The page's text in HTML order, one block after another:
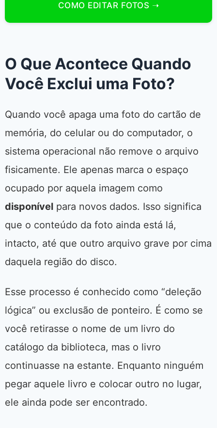
COMO EDITAR FOTOS ➝
O Que Acontece Quando
Você Exclui uma Foto?
Quando você apaga uma foto do cartão de
memória, do celular ou do computador, o
sistema operacional não remove o arquivo
fisicamente. Ele apenas marca o espaço
ocupado por aquela imagem como
disponível para novos dados. Isso significa
que o conteúdo da foto ainda está lá,
intacto, até que outro arquivo grave por cima
daquela região do disco.
Esse processo é conhecido como “deleção
lógica” ou exclusão de ponteiro. É como se
você retirasse o nome de um livro do
catálogo da biblioteca, mas o livro
continuasse na estante. Enquanto ninguém
pegar aquele livro e colocar outro no lugar,
ele ainda pode ser encontrado.